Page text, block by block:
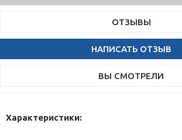
ОТЗЫВЫ
НАПИСАТЬ ОТЗЫВ
ВЫ СМОТРЕЛИ
Характеристики: